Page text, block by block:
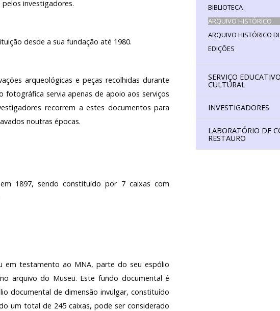
LABORATÓRIO DE CONSERVAÇÃO E RESTAURO
investigadores.
desde a sua fundação até 1980.
arqueológicas e peças recolhidas durante
fotográfica servia apenas de apoio aos serviços
recorrem a estes documentos para
noutras épocas.
1897, sendo constituído por 7 caixas com
em testamento ao MNA, parte do seu espólio
arquivo do Museu. Este fundo documental é
documental de dimensão invulgar, constituído
um total de 245 caixas, pode ser considerado
BIBLIOTECA
ARQUIVO HISTÓRICO
ARQUIVO HISTÓRICO
EDIÇÕES
SERVIÇO
CULTURAL
INVESTIGADORES
LABORATÓRIO DE
RESTAURO